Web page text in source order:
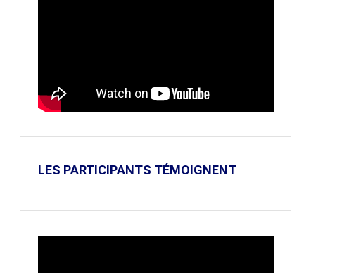
LES PARTICIPANTS TÉMOIGNENT